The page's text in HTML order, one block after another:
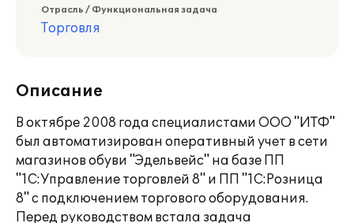
Отрасль / Функциональная задача
Торговля
Описание
В октябре 2008 года специалистами ООО "ИТФ"
был автоматизирован оперативный учет в сети
магазинов обуви "Эдельвейс" на базе ПП
"1С:Управление торговлей 8" и ПП "1С:Розница
8" с подключением торгового оборудования.
Перед руководством встала задача